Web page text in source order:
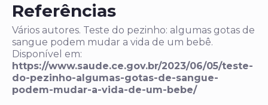
Referências
Vários autores. Teste do pezinho: algumas gotas de
sangue podem mudar a vida de um bebê.
Disponível em:
https://www.saude.ce.gov.br/2023/06/05/teste-
do-pezinho-algumas-gotas-de-sangue-
podem-mudar-a-vida-de-um-bebe/